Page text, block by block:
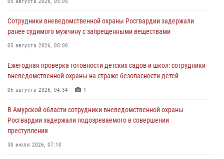
Сотрудники вневедомственной охраны Росгвардии задержали
ранее судимого мужчину с запрещенными веществами
05 августа 2026, 05:00
Ежегодная проверка готовности детских садов и школ: сотрудники
вневедомственной охраны на страже безопасности детей
05 августа 2026, 04:34 1
В Амурской области сотрудники вневедомственной охраны
Росгвардии задержали подозреваемого в совершении
преступления
30 июля 2026, 07:10